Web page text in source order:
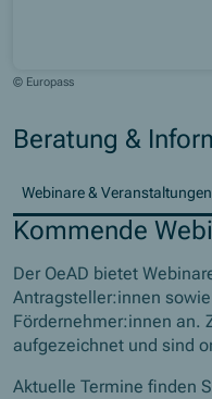
© Europass
Beratung &
Webinare & Veranstaltungen
Kommende
Der OeAD bietet
Antragsteller:innen
Fördernehmer:innen an.
aufgezeichnet und sind
Aktuelle Termine finden